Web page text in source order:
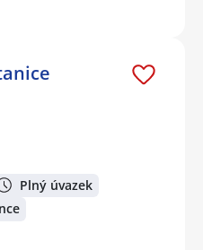
Plný úvazek